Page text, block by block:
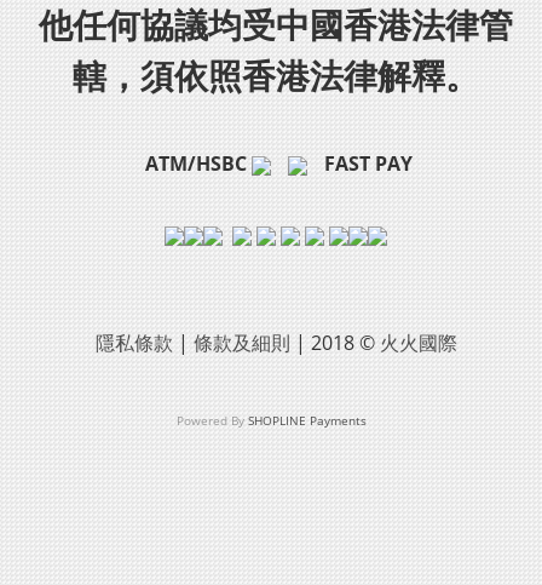
他任何協議均受中國香港法律管
轄，須依照香港法律解釋。
ATM/HSBC FAST PAY
隱私條款 | 條款及細則 | 2018 © 火火國際
Powered By SHOPLINE Payments